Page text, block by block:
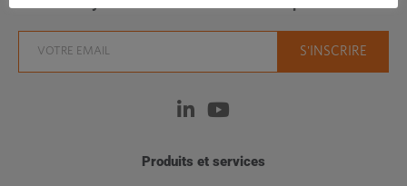
Produits et services